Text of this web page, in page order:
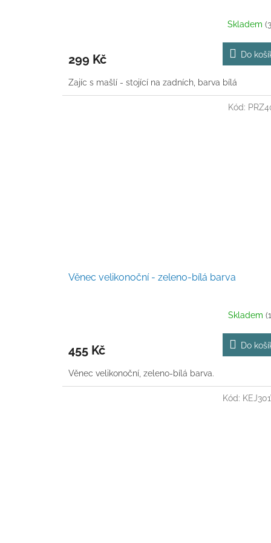
Skladem
299 Kč Do
Zajíc s mašlí - stojící na zadních, barva bílá
Věnec velikonoční - zeleno-bílá barva
Skladem
455 Kč Do
Věnec velikonoční, zeleno-bílá barva.
Kód:
Kód: